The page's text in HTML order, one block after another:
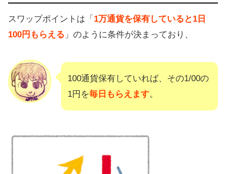
スワップポイントは「 1万通貨を保有していると1日
100円もらえる 」のように条件が決まっており、
100通貨保有していれば、その1/00の
1円を毎日もらえます。